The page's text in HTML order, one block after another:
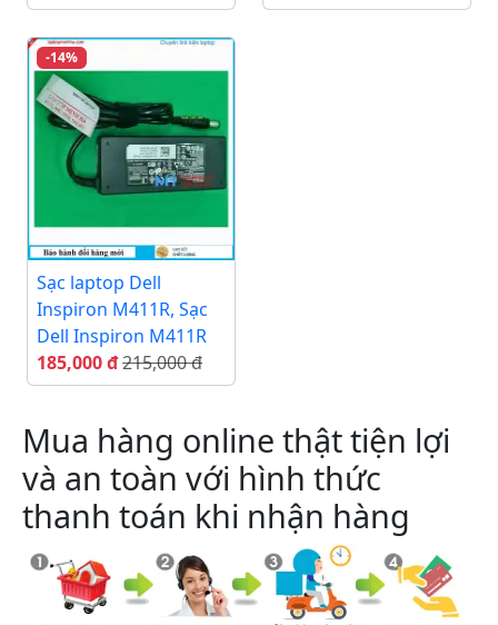
-14%
Sạc laptop Dell
Inspiron M411R, Sạc
Dell Inspiron M411R
185,000 đ215,000 đ
Mua hàng online thật tiện lợi
và an toàn với hình thức
thanh toán khi nhận hàng